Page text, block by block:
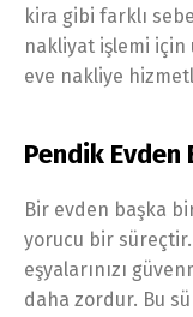
kira gibi farklı
nakliyat işlemi
eve nakliye
Pendik
Bir evden başka
yorucu bir
eşyalarınızı
daha zordur. Bu